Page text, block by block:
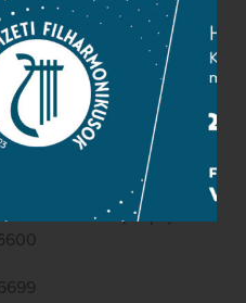
Marcell u. 1. (Müpa)